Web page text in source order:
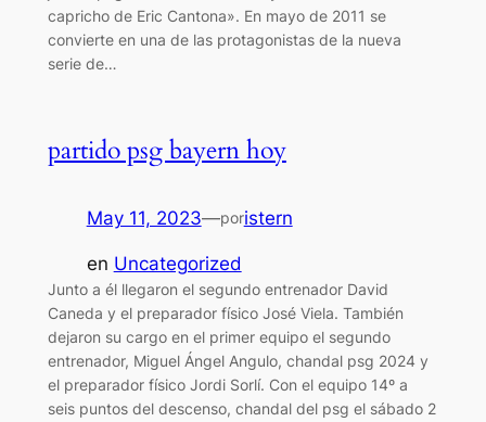
capricho de Eric Cantona». En mayo de 2011 se
convierte en una de las protagonistas de la nueva
serie de…
partido psg bayern hoy
May 11, 2023—poristern
en Uncategorized
Junto a él llegaron el segundo entrenador David
Caneda y el preparador físico José Viela. También
dejaron su cargo en el primer equipo el segundo
entrenador, Miguel Ángel Angulo, chandal psg 2024 y
el preparador físico Jordi Sorlí. Con el equipo 14º a
seis puntos del descenso, chandal del psg el sábado 2